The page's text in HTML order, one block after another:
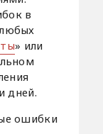
в
» или
дней.
ошибки